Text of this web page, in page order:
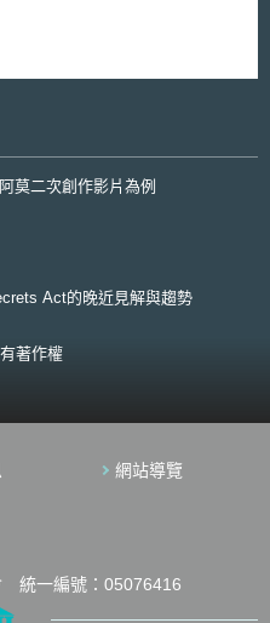
、機關、團體捐贈學生或弱勢團
或具有中華民國國籍之國民，從事
意相關支出認列費用或損失實施辦
業所捐贈之原
正規教育的公、私立學校，故不包
）。另為確保捐贈為弱勢團體所
之原創產品或服務核轉給各級公私
對公眾舉辦之展覽、表演、映演、
定之活動，並應以公開且無償之方
失實施辦法」第5條規定設計育成
且針對經營團隊管理階層人員之專
莫二次創作影片為例
Act的晚近見解與趨勢
著作權
網站導覽
統一編號：05076416